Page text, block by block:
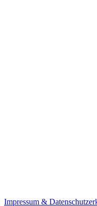
Impressum &